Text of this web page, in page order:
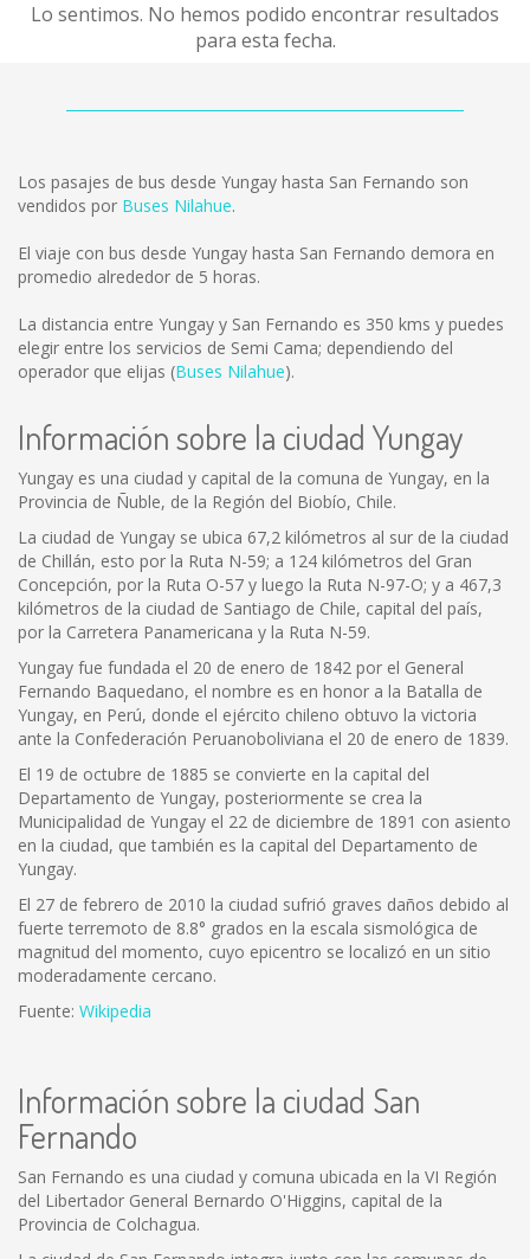
Lo sentimos. No hemos podido encontrar resultados
para esta fecha.
Los pasajes de bus desde Yungay hasta San Fernando son
vendidos por Buses Nilahue.
El viaje con bus desde Yungay hasta San Fernando demora en
promedio alrededor de 5 horas.
La distancia entre Yungay y San Fernando es 350 kms y puedes
elegir entre los servicios de Semi Cama; dependiendo del
operador que elijas (Buses Nilahue).
Información sobre la ciudad Yungay
Yungay es una ciudad y capital de la comuna de Yungay, en la
Provincia de Ñuble, de la Región del Biobío, Chile.
La ciudad de Yungay se ubica 67,2 kilómetros al sur de la ciudad
de Chillán, esto por la Ruta N-59; a 124 kilómetros del Gran
Concepción, por la Ruta O-57 y luego la Ruta N-97-O; y a 467,3
kilómetros de la ciudad de Santiago de Chile, capital del país,
por la Carretera Panamericana y la Ruta N-59.
Yungay fue fundada el 20 de enero de 1842 por el General
Fernando Baquedano, el nombre es en honor a la Batalla de
Yungay, en Perú, donde el ejército chileno obtuvo la victoria
ante la Confederación Peruanoboliviana el 20 de enero de 1839.
El 19 de octubre de 1885 se convierte en la capital del
Departamento de Yungay, posteriormente se crea la
Municipalidad de Yungay el 22 de diciembre de 1891 con asiento
en la ciudad, que también es la capital del Departamento de
Yungay.
El 27 de febrero de 2010 la ciudad sufrió graves daños debido al
fuerte terremoto de 8.8° grados en la escala sismológica de
magnitud del momento, cuyo epicentro se localizó en un sitio
moderadamente cercano.
Fuente: Wikipedia
Información sobre la ciudad San
Fernando
San Fernando es una ciudad y comuna ubicada en la VI Región
del Libertador General Bernardo O'Higgins, capital de la
Provincia de Colchagua.